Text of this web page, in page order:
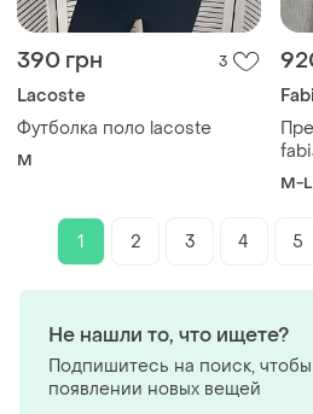
390 грн 3
Lacoste
Футболка поло lacoste
M
M-L
1 2 3 4 5
Не нашли то, что ищете?
Подпишитесь на поиск, чтобы
появлении новых вещей